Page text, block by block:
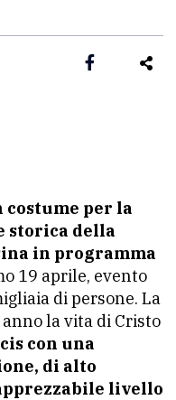
per la
storica della
in programma
19 aprile, evento
di persone. La
la vita di Cristo
con una
di alto
livello